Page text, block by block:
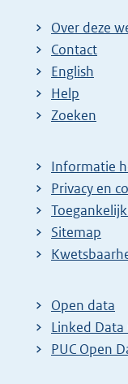
Over deze
Contact
English
Help
Zoeken
Informatie
Privacy en
Sitemap
E
t
e
r
Open data
Linked Data
PUC Open